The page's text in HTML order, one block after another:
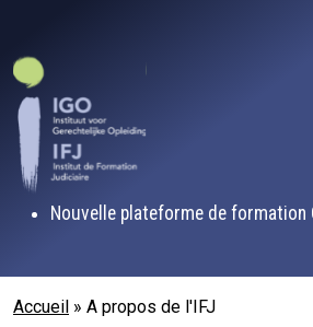
Nouvelle plateforme de formation
Fil d'Ariane
Accueil A propos de l'IFJ